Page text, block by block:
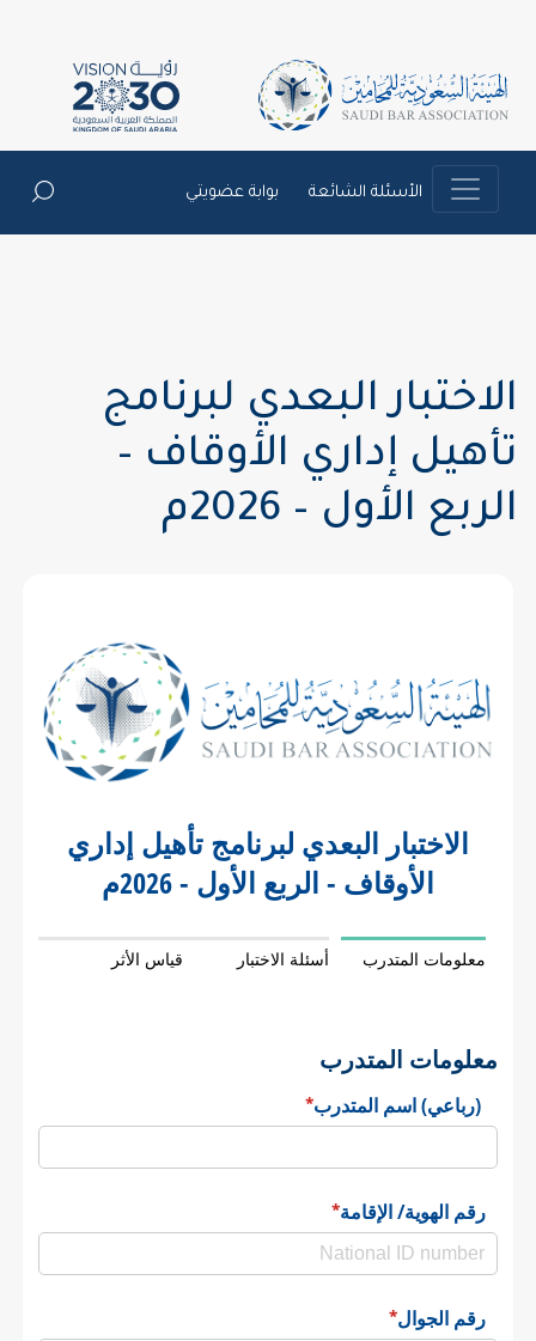
الأسئلة الشائعة بوابة عضويتي
الاختبار البعدي لبرنامج
تأهيل إداري الأوقاف –
الربع الأول – 2026م
الاختبار البعدي لبرنامج تأهيل إداري
الأوقاف - الربع الأول - 2026م
معلومات المتدرب أسئلة الاختبار قياس الأثر
معلومات المتدرب
(رباعي) اسم المتدرب*
(required)
رقم الهوية/​ الإقامة*
(required)
رقم الجوال*
(required)